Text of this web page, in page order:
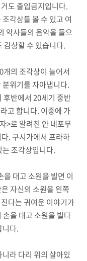
도 출입금지입니다.
각상들 볼 수 있고 여
악사들의 음악을 들으
감상할 수 있습니다.
의 조각상이 늘어서
위기를 자아냅니다.
후반에서 20세기 중반
고 합니다. 이중에 가
>로 알려진 얀 네포무
. 구시가에서 프라하
조각상입니다.
을 대고 소원을 빌면 이
자신의 소원을 왼쪽
다는 귀여운 이야기가
을 대고 소원을 빌다
니다.
라 다리 위의 살아있